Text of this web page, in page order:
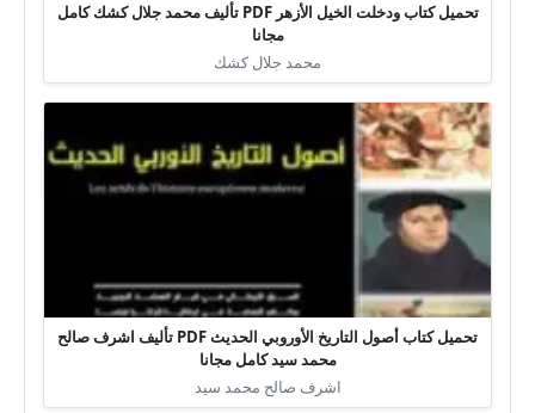
تحميل كتاب ودخلت الخيل الأزهر PDF تأليف محمد جلال كشك كامل
مجانا
محمد جلال كشك
تحميل كتاب أصول التاريخ الأوروبي الحديث PDF تأليف اشرف صالح
محمد سيد كامل مجانا
اشرف صالح محمد سيد